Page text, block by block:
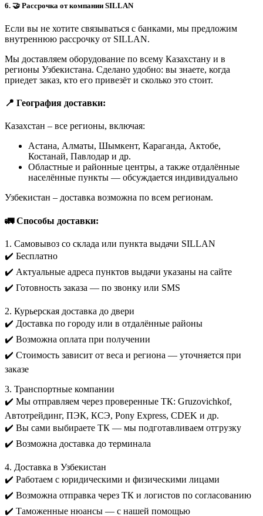
6. 🤝 Рассрочка от компании SILLAN
Если вы не хотите связываться с банками, мы предложим
внутреннюю рассрочку от SILLAN.
Мы доставляем оборудование по всему Казахстану и в
регионы Узбекистана. Сделано удобно: вы знаете, когда
приедет заказ, кто его привезёт и сколько это стоит.
📍 География доставки:
Казахстан – все регионы, включая:
Астана, Алматы, Шымкент, Караганда, Актобе,
Костанай, Павлодар и др.
Областные и районные центры, а также отдалённые
населённые пункты — обсуждается индивидуально
Узбекистан – доставка возможна по всем регионам.
🚛 Способы доставки:
1. Самовывоз со склада или пункта выдачи SILLAN
✔️ Бесплатно
✔️ Актуальные адреса пунктов выдачи указаны на сайте
✔️ Готовность заказа — по звонку или SMS
2. Курьерская доставка до двери
✔️ Доставка по городу или в отдалённые районы
✔️ Возможна оплата при получении
✔️ Стоимость зависит от веса и региона — уточняется при
заказе
3. Транспортные компании
✔️ Мы отправляем через проверенные ТК: Gruzovichkof,
Автотрейдинг, ПЭК, КСЭ, Pony Express, CDEK и др.
✔️ Вы сами выбираете ТК — мы подготавливаем отгрузку
✔️ Возможна доставка до терминала
4. Доставка в Узбекистан
✔️ Работаем с юридическими и физическими лицами
✔️ Возможна отправка через ТК и логистов по согласованию
✔️ Таможенные нюансы — с нашей помощью